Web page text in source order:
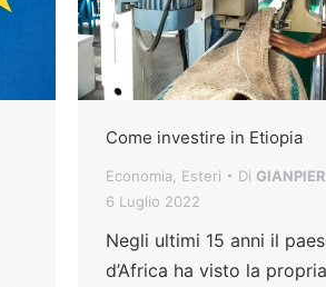
Come investire in Etiopia
Economia Esteri Di
6 Luglio 2022
Negli ultimi 15 anni il
d’Africa ha visto la